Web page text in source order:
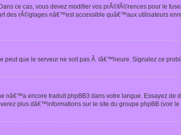
ce cas, vous devez modifier vos prÃ©fÃ©rences pour le
des rÃ©glages nâ€™est accessible quâ€™aux utilisateurs
que le serveur ne soit pas Ã lâ€™heure. Signalez ce
encore traduit phpBB3 dans votre langue. Essayez
plus dâ€™informations sur le site du groupe phpBB (voir